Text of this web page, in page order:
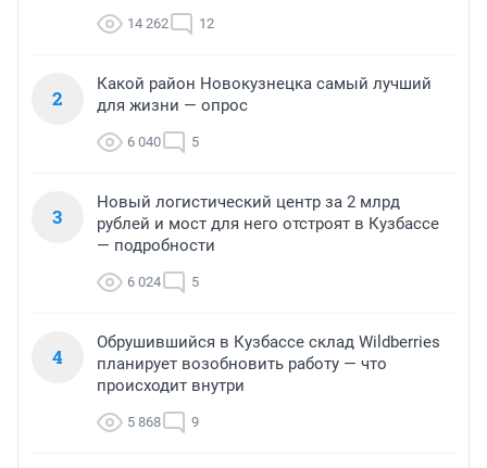
14 262 12
2
Какой район Новокузнецка самый лучший
для жизни — опрос
6 040 5
3
Новый логистический центр за 2 млрд
рублей и мост для него отстроят в Кузбассе
— подробности
6 024 5
4
Обрушившийся в Кузбассе склад Wildberries
планирует возобновить работу — что
происходит внутри
5 868 9